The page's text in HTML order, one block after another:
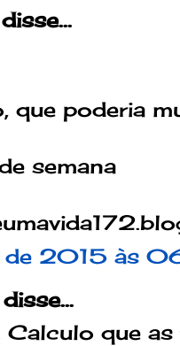
que poderia
semana
de 2015 às
disse...
que